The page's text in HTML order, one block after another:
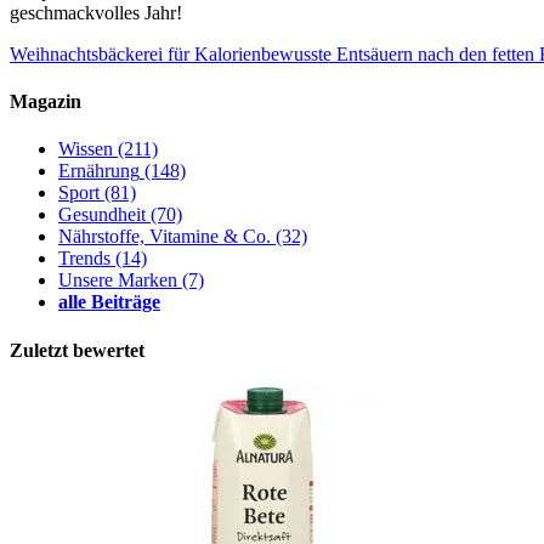
geschmackvolles Jahr!
Weihnachtsbäckerei für Kalorienbewusste Entsäuern nach den fetten
Magazin
Wissen (211)
Ernährung (148)
Sport(81)
Gesundheit(70)
Nährstoffe, Vitamine & Co. (32)
Trends (14)
Unsere Marken (7)
alle Beiträge
Zuletzt bewertet